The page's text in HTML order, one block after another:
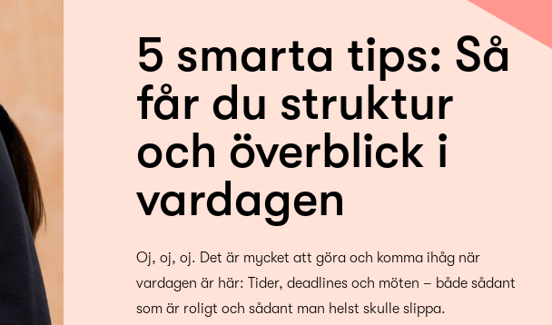
5 smarta tips: Så
får du struktur
och överblick i
vardagen
Oj, oj, oj. Det är mycket att göra och komma ihåg när
vardagen är här: Tider, deadlines och möten – både sådant
som är roligt och sådant man helst skulle slippa.